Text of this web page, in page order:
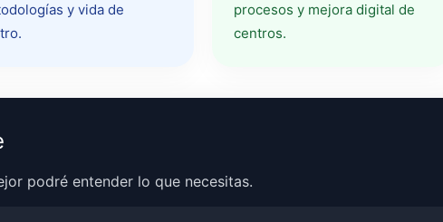
y vida de
procesos y mejora digital de
centros.
podré entender lo que necesitas.